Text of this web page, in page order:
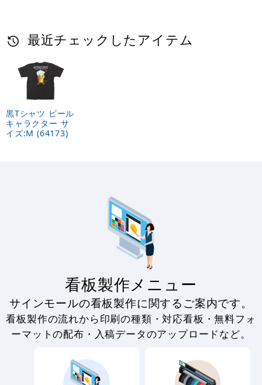
最近チェックしたアイテム
黒Tシャツ ビール
キャラクター サ
イズ:M (64173)
看板製作メニュー
サインモールの看板製作に関するご案内です。
看板製作の流れから印刷の種類・対応看板・無料フォ
ーマットの配布・入稿データのアップロードなど。